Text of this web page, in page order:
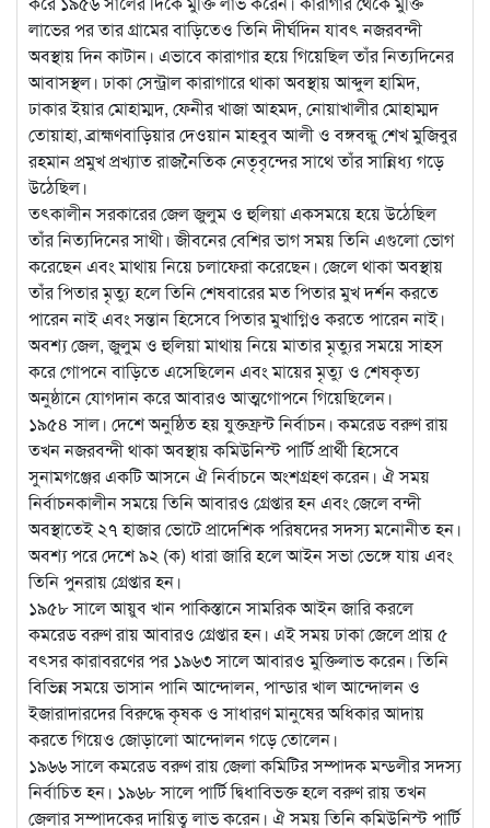
লাভের পর তার গ্রামের বাড়িতেও তিনি দীর্ঘদিন যাবৎ নজরবন্দী
অবস্থায় দিন কাটান। এভাবে কারাগার হয়ে গিয়েছিল তাঁর নিত্যদিনের
আবাসস্থল। ঢাকা সেন্ট্রাল কারাগারে থাকা অবস্থায় আব্দুল হামিদ,
ঢাকার ইয়ার মোহাম্মদ, ফেনীর খাজা আহমদ, নোয়াখালীর মোহাম্মদ
তোয়াহা, ব্রাহ্মণবাড়িয়ার দেওয়ান মাহবুব আলী ও বঙ্গবন্ধু শেখ মুজিবুর
রহমান প্রমুখ প্রখ্যাত রাজনৈতিক নেতৃবৃন্দের সাথে তাঁর সান্নিধ্য গড়ে
উঠেছিল।
তৎকালীন সরকারের জেল জুলুম ও হুলিয়া একসময়ে হয়ে উঠেছিল
তাঁর নিত্যদিনের সাথী। জীবনের বেশির ভাগ সময় তিনি এগুলো ভোগ
করেছেন এবং মাথায় নিয়ে চলাফেরা করেছেন। জেলে থাকা অবস্থায়
তাঁর পিতার মৃত্যু হলে তিনি শেষবারের মত পিতার মুখ দর্শন করতে
পারেন নাই এবং সন্তান হিসেবে পিতার মুখাগ্নিও করতে পারেন নাই।
অবশ্য জেল, জুলুম ও হুলিয়া মাথায় নিয়ে মাতার মৃত্যুর সময়ে সাহস
করে গোপনে বাড়িতে এসেছিলেন এবং মায়ের মৃত্যু ও শেষকৃত্য
অনুষ্ঠানে যোগদান করে আবারও আত্মগোপনে গিয়েছিলেন।
১৯৫৪ সাল। দেশে অনুষ্ঠিত হয় যুক্তফ্রন্ট নির্বাচন। কমরেড বরুণ রায়
তখন নজরবন্দী থাকা অবস্থায় কমিউনিস্ট পার্টি প্রার্থী হিসেবে
সুনামগঞ্জের একটি আসনে ঐ নির্বাচনে অংশগ্রহণ করেন। ঐ সময়
নির্বাচনকালীন সময়ে তিনি আবারও গ্রেপ্তার হন এবং জেলে বন্দী
অবস্থাতেই ২৭ হাজার ভোটে প্রাদেশিক পরিষদের সদস্য মনোনীত হন।
অবশ্য পরে দেশে ৯২ (ক) ধারা জারি হলে আইন সভা ভেঙ্গে যায় এবং
তিনি পুনরায় গ্রেপ্তার হন।
১৯৫৮ সালে আয়ুব খান পাকিস্তানে সামরিক আইন জারি করলে
কমরেড বরুণ রায় আবারও গ্রেপ্তার হন। এই সময় ঢাকা জেলে প্রায় ৫
বৎসর কারাবরণের পর ১৯৬৩ সালে আবারও মুক্তিলাভ করেন। তিনি
বিভিন্ন সময়ে ভাসান পানি আন্দোলন, পান্ডার খাল আন্দোলন ও
ইজারাদারদের বিরুদ্ধে কৃষক ও সাধারণ মানুষের অধিকার আদায়
করতে গিয়েও জোড়ালো আন্দোলন গড়ে তোলেন।
১৯৬৬ সালে কমরেড বরুণ রায় জেলা কমিটির সম্পাদক মন্ডলীর সদস্য
নির্বাচিত হন। ১৯৬৮ সালে পার্টি দ্বিধাবিভক্ত হলে বরুণ রায় তখন
জেলার সম্পাদকের দায়িত্ব লাভ করেন। ঐ সময় তিনি কমিউনিস্ট পার্টি